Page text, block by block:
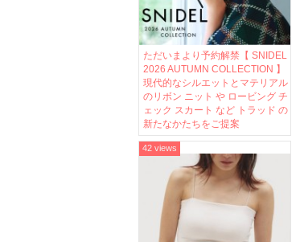
ただいまより予約解禁【 SNIDEL
2026 AUTUMN COLLECTION 】
現代的なシルエットとマテリアル
のリボン ニット や ロービング チ
ェック スカート など トラッド の
新たなかたちをご提案
42 views